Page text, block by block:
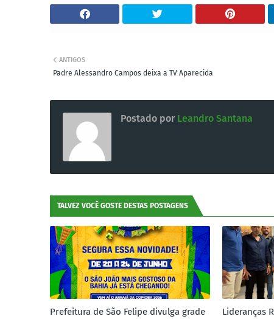
ANTIGOS
Padre Alessandro Campos deixa a TV Aparecida
Postado por Leandro Santana
TALVEZ VOCÊ GOSTE DESTAS POSTAGENS
Prefeitura de São Felipe divulga grade
Lideranças